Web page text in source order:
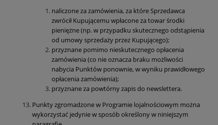
naliczone za zamówienia, za które Sprzedawca
zwrócił Kupującemu wpłacone za towar środki
pieniężne (np. w przypadku skutecznego odstąpienia
od umowy sprzedaży przez Kupującego);
przyznane pomimo nieskutecznego opłacenia
zamówienia (co nie oznacza braku możliwości
nabycia Punktów ponownie, w wyniku prawidłowego
opłacenia zamówienia);
przyznane za powtórny zapis do newslettera.
Punkty zgromadzone w Programie lojalnościowym można
wykorzystać jedynie w sposób określony w niniejszym